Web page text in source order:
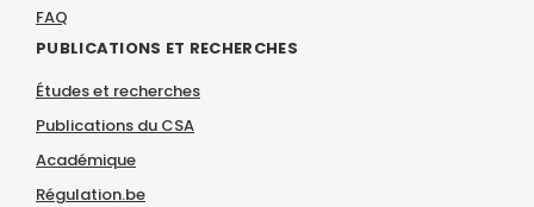
FAQ
PUBLICATIONS ET RECHERCHES
Études et recherches
Publications du CSA
Académique
Régulation.be